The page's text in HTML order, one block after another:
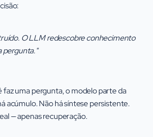
O LLM redescobre conhecimento
pergunta."
faz uma pergunta, o modelo parte da
acúmulo. Não há síntese persistente.
— apenas recuperação.